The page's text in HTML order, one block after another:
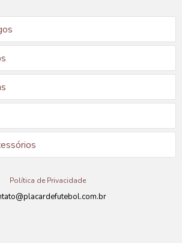
Política de Privacidade